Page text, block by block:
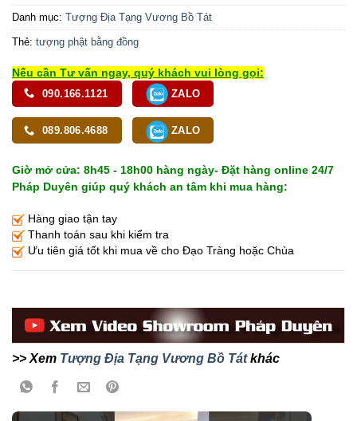
Danh mục: Tượng Địa Tạng Vương Bồ Tát
Thẻ: tượng phật bằng đồng
Nếu cần Tư vấn ngay, quý khách vui lòng gọi:
090.166.1121 ZALO
089.806.4688 ZALO
Giờ mở cửa: 8h45 - 18h00 hàng ngày- Đặt hàng online 24/7
Pháp Duyên giúp quý khách an tâm khi mua hàng:
Hàng giao tận tay
Thanh toán sau khi kiểm tra
Ưu tiên giá tốt khi mua về cho Đạo Tràng hoặc Chùa
>> Xem Tượng Địa Tạng Vương Bồ Tátkhác